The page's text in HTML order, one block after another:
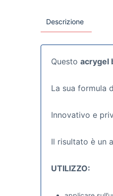
Descrizione
Questo acrygel
La sua formula
Innovativo e
Il risultato è un
UTILIZZO: